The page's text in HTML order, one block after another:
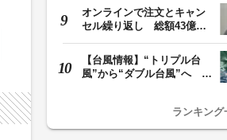
オンラインで注文とキャン
セル繰り返し 総額43億円
【台風情報】“トリプル台
風”から“ダブル台風”へ 13
ランキン